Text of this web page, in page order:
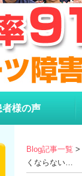
者様の声
Blog記事一覧 >
くならない…